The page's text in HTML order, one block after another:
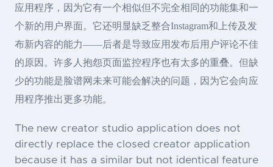
应用程序，因为它有一个相似但不完全相同的功能集和一
个新的用户界面。它还明显缺乏整合Instagram和上传及发
布新内容的能力——后者是导致应用发布后用户评论不佳
的原因。许多人抱怨页面监控程序也有太多的重叠。但缺
少的功能是脸谱网未来可能会解决的问题，因为它会向应
用程序推出更多功能。
The new creator studio application does not
directly replace the closed creator application
because it has a similar but not identical feature